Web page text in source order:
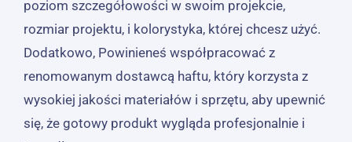
poziom szczegółowości w swoim projekcie,
rozmiar projektu, i kolorystyka, której chcesz użyć.
Dodatkowo, Powinieneś współpracować z
renomowanym dostawcą haftu, który korzysta z
wysokiej jakości materiałów i sprzętu, aby upewnić
się, że gotowy produkt wygląda profesjonalnie i